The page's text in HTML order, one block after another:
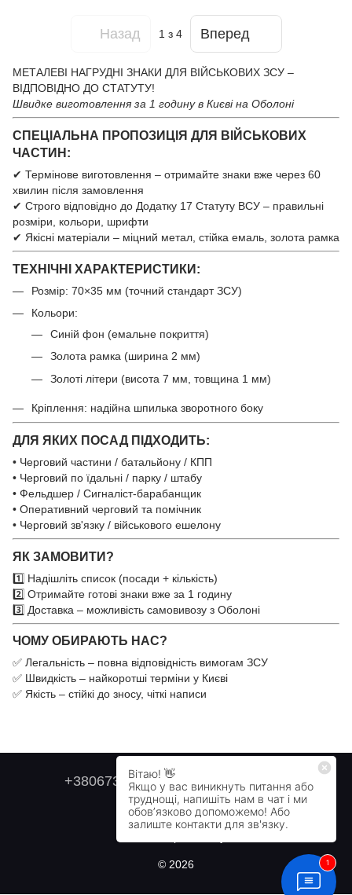
Назад 1 з 4 Вперед
МЕТАЛЕВІ НАГРУДНІ ЗНАКИ ДЛЯ ВІЙСЬКОВИХ ЗСУ –
ВІДПОВІДНО ДО СТАТУТУ!
Швидке виготовлення за 1 годину в Києві на Оболоні
СПЕЦІАЛЬНА ПРОПОЗИЦІЯ ДЛЯ ВІЙСЬКОВИХ
ЧАСТИН:
✔ Термінове виготовлення – отримайте знаки вже через 60
хвилин після замовлення
✔ Строго відповідно до Додатку 17 Статуту ВСУ – правильні
розміри, кольори, шрифти
✔ Якісні матеріали – міцний метал, стійка емаль, золота рамка
ТЕХНІЧНІ ХАРАКТЕРИСТИКИ:
Розмір: 70×35 мм (точний стандарт ЗСУ)
Кольори:
Синій фон (емальне покриття)
Золота рамка (ширина 2 мм)
Золоті літери (висота 7 мм, товщина 1 мм)
Кріплення: надійна шпилька зворотного боку
ДЛЯ ЯКИХ ПОСАД ПІДХОДИТЬ:
• Черговий частини / батальйону / КПП
• Черговий по їдальні / парку / штабу
• Фельдшер / Сигналіст-барабанщик
• Оперативний черговий та помічник
• Черговий зв'язку / військового ешелону
ЯК ЗАМОВИТИ?
1️⃣ Надішліть список (посади + кількість)
2️⃣ Отримайте готові знаки вже за 1 годину
3️⃣ Доставка – можливість самовивозу з Оболоні
ЧОМУ ОБИРАЮТЬ НАС?
✅ Легальність – повна відповідність вимогам ЗСУ
✅ Швидкість – найкоротші терміни у Києві
✅ Якість – стійкі до зносу, чіткі написи
+380673179749 +380505478711
Контактна інформація
© 2026